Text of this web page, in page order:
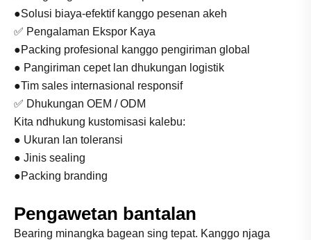
●Solusi biaya-efektif kanggo pesenan akeh
✅ Pengalaman Ekspor Kaya
●Packing profesional kanggo pengiriman global
● Pangiriman cepet lan dhukungan logistik
●Tim sales internasional responsif
✅ Dhukungan OEM / ODM
Kita ndhukung kustomisasi kalebu:
● Ukuran lan toleransi
● Jinis sealing
●Packing branding
Pengawetan bantalan
Bearing minangka bagean sing tepat. Kanggo njaga